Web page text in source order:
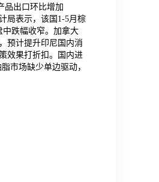
品出口环比增加
局表示，该国1-5月棕
中跌幅收窄。加拿大
预计提升印尼国内消
效果打折扣。国内进
市场缺少单边驱动，